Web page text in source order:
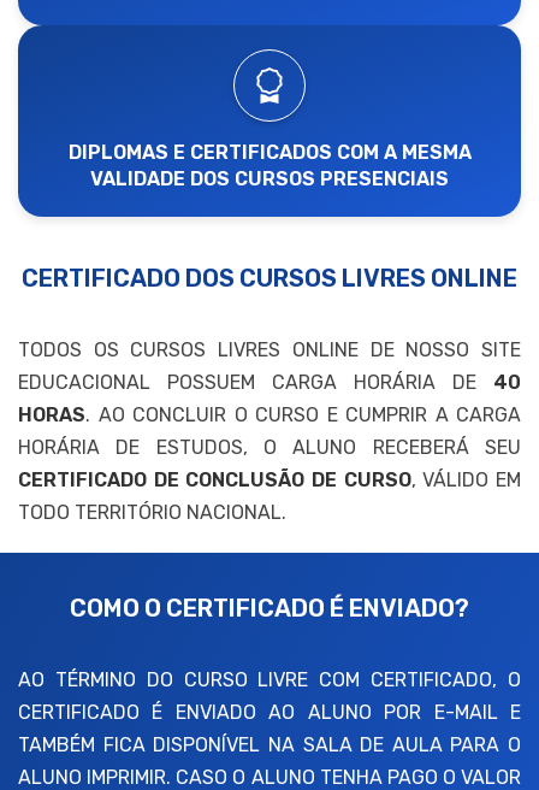
DIPLOMAS E CERTIFICADOS COM A MESMA
VALIDADE DOS CURSOS PRESENCIAIS
CERTIFICADO DOS CURSOS LIVRES ONLINE
TODOS OS CURSOS LIVRES ONLINE DE NOSSO SITE
EDUCACIONAL POSSUEM CARGA HORÁRIA DE 40
HORAS. AO CONCLUIR O CURSO E CUMPRIR A CARGA
HORÁRIA DE ESTUDOS, O ALUNO RECEBERÁ SEU
CERTIFICADO DE CONCLUSÃO DE CURSO, VÁLIDO EM
TODO TERRITÓRIO NACIONAL.
COMO O CERTIFICADO É ENVIADO?
AO TÉRMINO DO CURSO LIVRE COM CERTIFICADO, O
CERTIFICADO É ENVIADO AO ALUNO POR E-MAIL E
TAMBÉM FICA DISPONÍVEL NA SALA DE AULA PARA O
ALUNO IMPRIMIR. CASO O ALUNO TENHA PAGO O VALOR